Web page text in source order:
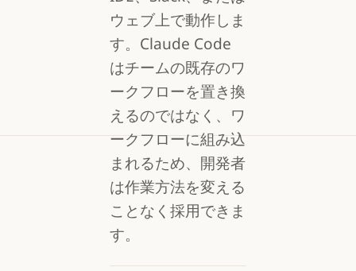
ウェブ上で動作しま
す。Claude Code
はチームの既存のワ
ークフローを置き換
えるのではなく、ワ
ークフローに組み込
まれるため、開発者
は作業方法を変える
ことなく採用できま
す。